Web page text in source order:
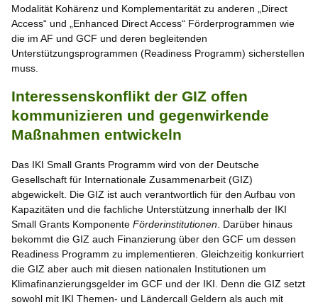
Modalität Kohärenz und Komplementarität zu anderen „Direct
Access“ und „Enhanced Direct Access“ Förderprogrammen wie
die im AF und GCF und deren begleitenden
Unterstützungsprogrammen (Readiness Programm) sicherstellen
muss.
Interessenskonflikt der GIZ offen
kommunizieren und gegenwirkende
Maßnahmen entwickeln
Das IKI Small Grants Programm wird von der Deutsche
Gesellschaft für Internationale Zusammenarbeit (GIZ)
abgewickelt. Die GIZ ist auch verantwortlich für den Aufbau von
Kapazitäten und die fachliche Unterstützung innerhalb der IKI
Small Grants Komponente Förderinstitutionen . Darüber hinaus
bekommt die GIZ auch Finanzierung über den GCF um dessen
Readiness Programm zu implementieren. Gleichzeitig konkurriert
die GIZ aber auch mit diesen nationalen Institutionen um
Klimafinanzierungsgelder im GCF und der IKI. Denn die GIZ setzt
sowohl mit IKI Themen- und Ländercall Geldern als auch mit